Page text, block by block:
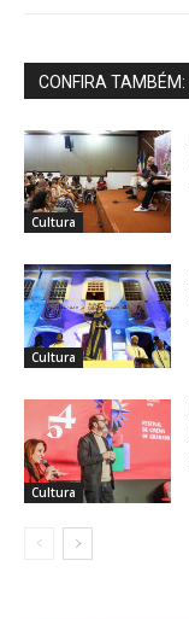
CONFIRA TAMBÉM:
Cultura
Cultura
Cultura